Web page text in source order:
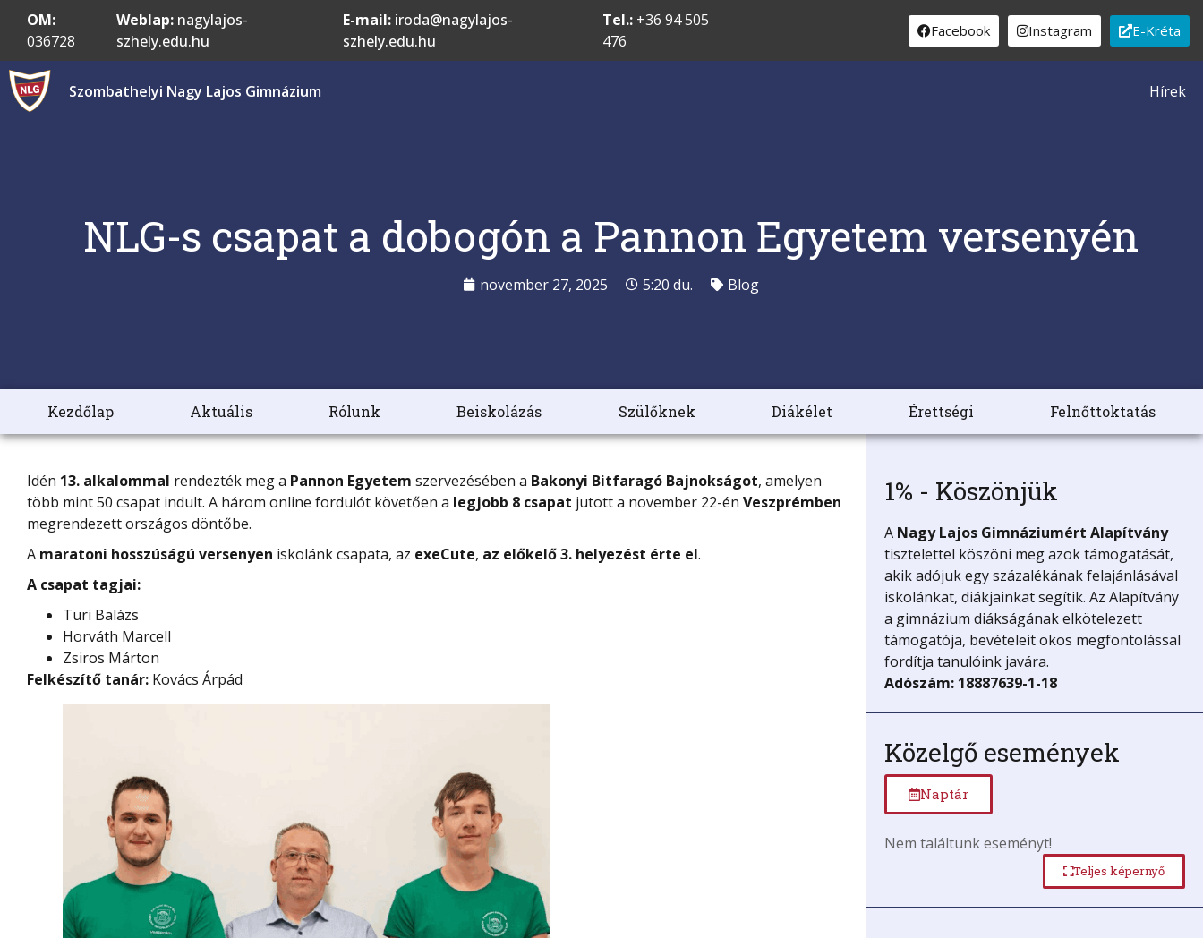
OM:
036728
Weblap: nagylajos-
szhely.edu.hu
E-mail: iroda@nagylajos-
szhely.edu.hu
Tel.: +36 94 505
476
Facebook Instagram E-Kréta
Szombathelyi Nagy Lajos Gimnázium Hírek
NLG-s csapat a dobogón a Pannon Egyetem versenyén
november 27, 2025 5:20 du. Blog
Kezdőlap Aktuális Rólunk Beiskolázás Szülőknek Diákélet Érettségi Felnőttoktatás
Idén 13. alkalommal rendezték meg a Pannon Egyetem szervezésében a Bakonyi Bitfaragó Bajnokságot, amelyen
több mint 50 csapat indult. A három online fordulót követően a legjobb 8 csapat jutott a november 22-én Veszprémben
megrendezett országos döntőbe.
A maratoni hosszúságú versenyen iskolánk csapata, az exeCute, az előkelő 3. helyezést érte el.
A csapat tagjai:
Turi Balázs
Horváth Marcell
Zsiros Márton
Felkészítő tanár: Kovács Árpád
1% - Köszönjük
A Nagy Lajos Gimnáziumért Alapítvány
tisztelettel köszöni meg azok támogatását,
akik adójuk egy százalékának felajánlásával
iskolánkat, diákjainkat segítik. Az Alapítvány
a gimnázium diákságának elkötelezett
támogatója, bevételeit okos megfontolással
fordítja tanulóink javára.
Adószám: 18887639-1-18
Közelgő események
Naptár
Nem találtunk eseményt!
Teljes képernyő